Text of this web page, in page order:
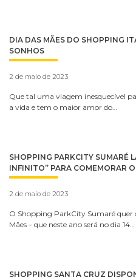
DIA DAS MÃES DO SHOPPING
SONHOS
2 de maio de 2023
Que tal uma viagem inesquecível
a vida e tem o maior amor do…
SHOPPING PARKCITY SUMARÉ
INFINITO” PARA COMEMORAR
2 de maio de 2023
O Shopping ParkCity Sumaré quer
Mães – que neste ano será no dia 14…
SHOPPING SANTA CRUZ